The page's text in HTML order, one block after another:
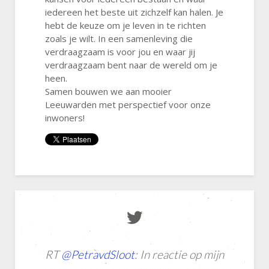
iedereen het beste uit zichzelf kan halen. Je
hebt de keuze om je leven in te richten
zoals je wilt. In een samenleving die
verdraagzaam is voor jou en waar jij
verdraagzaam bent naar de wereld om je
heen.
Samen bouwen we aan mooier
Leeuwarden met perspectief voor onze
inwoners!
RT@PetravdSloot: In reactie op mijn
RT@geuluik: Op initiatief van
Mooi nieuws 📰❕Met de komst van Martijn
RT@VVDFryslan: Heb jij ons gespot
RT@aukjedevries: Op bezoek bij